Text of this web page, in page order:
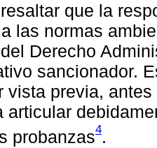
que la
las normas
Derecho
sancionador.
vista previa,
articular
probanzas4.